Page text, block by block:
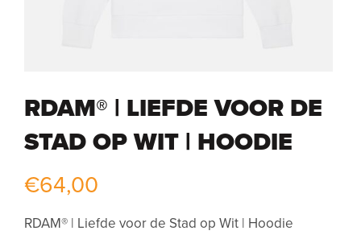
RDAM® | LIEFDE VOOR DE
STAD OP WIT | HOODIE
€64,00
RDAM® | Liefde voor de Stad op Wit | Hoodie